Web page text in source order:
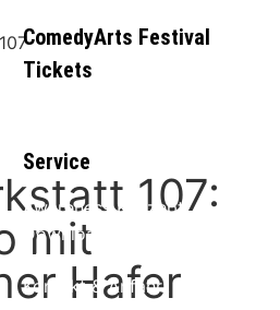
ComedyArts Festival
Tickets
Service
Awareness Konzept
Downloads
Räume
Kontakt & Anfahrt
107:
mit
Hafer